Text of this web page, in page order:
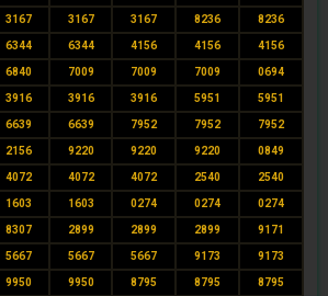
3167 3167 3167 8236 8236
6344 6344 4156 4156 4156
6840 7009 7009 7009 0694
3916 3916 3916 5951 5951
6639 6639 7952 7952 7952
2156 9220 9220 9220 0849
4072 4072 4072 2540 2540
1603 1603 0274 0274 0274
8307 2899 2899 2899 9171
5667 5667 5667 9173 9173
9950 9950 8795 8795 8795